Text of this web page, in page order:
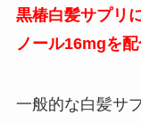
黒椿白髪サプリ
ノール16mgを配
一般的な白髪サ